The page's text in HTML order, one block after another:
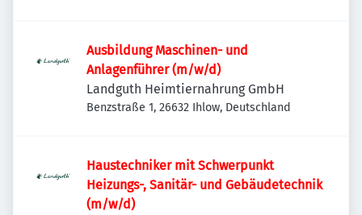
Ausbildung Maschinen- und
Anlagenführer (m/w/d)
Landguth Heimtiernahrung GmbH
Benzstraße 1, 26632 Ihlow, Deutschland
Haustechniker mit Schwerpunkt
Heizungs-, Sanitär- und Gebäudetechnik
(m/w/d)